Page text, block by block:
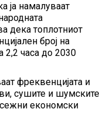
ја намалуваат
дека топлотниот
број на
2,2 часа до 2030
фреквенцијата и
сушите и шумските
економски